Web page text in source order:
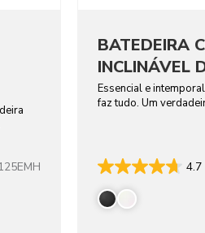
more colors
BATEDEIRA
INCLINÁVEL
Essencial e
faz tudo. Um
4.7